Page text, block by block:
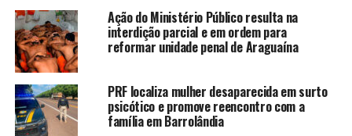
Ação do Ministério Público resulta na
interdição parcial e em ordem para
reformar unidade penal de Araguaína
PRF localiza mulher desaparecida em surto
psicótico e promove reencontro com a
família em Barrolândia